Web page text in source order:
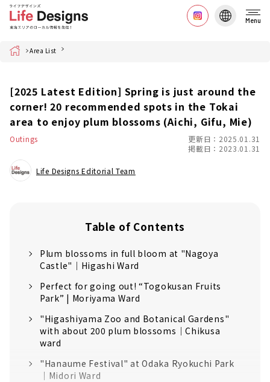
Menu
Home Area List
[2025 Latest Edition] Spring is just around the
corner! 20 recommended spots in the Tokai
area to enjoy plum blossoms (Aichi, Gifu, Mie)
Outings
更新日：2025.01.31
掲載日：2023.01.31
Life Designs Editorial Team
Table of Contents
Plum blossoms in full bloom at "Nagoya
Castle"｜Higashi Ward
Perfect for going out! “Togokusan Fruits
Park” | Moriyama Ward
"Higashiyama Zoo and Botanical Gardens"
with about 200 plum blossoms｜Chikusa
ward
"Hanaume Festival" at Odaka Ryokuchi Park
｜Midori Ward